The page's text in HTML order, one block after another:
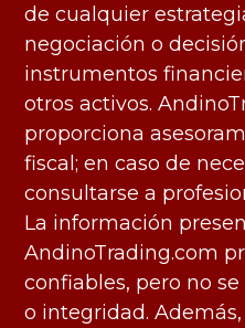
de cualquier
negociación o
instrumentos
otros activos.
proporciona
fiscal; en caso de
consultarse a
La información
AndinoTrading.com
confiables, pero no
o integridad. Además,